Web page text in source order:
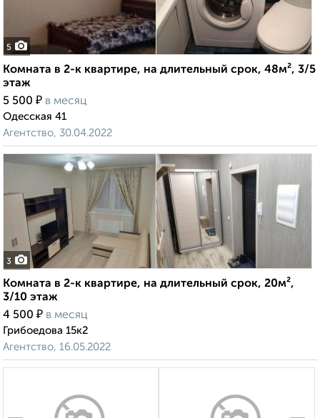
5
Комната в 2-к квартире, на длительный срок, 48м², 3/5
этаж
5 500 ₽ в месяц
Одесская 41
Агентство, 30.04.2022
3
Комната в 2-к квартире, на длительный срок, 20м²,
3/10 этаж
4 500 ₽ в месяц
Грибоедова 15к2
Агентство, 16.05.2022